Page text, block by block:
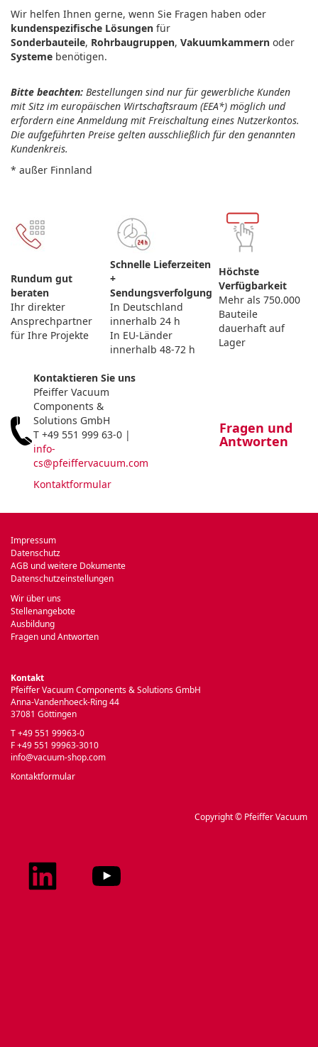
Wir helfen Ihnen gerne, wenn Sie Fragen haben oder
kundenspezifische Lösungen für
Sonderbauteile, Rohrbaugruppen, Vakuumkammern oder
Systeme benötigen.
Bitte beachten: Bestellungen sind nur für gewerbliche Kunden
mit Sitz im europäischen Wirtschaftsraum (EEA*) möglich und
erfordern eine Anmeldung mit Freischaltung eines Nutzerkontos.
Die aufgeführten Preise gelten ausschließlich für den genannten
Kundenkreis.
* außer Finnland
Rundum gut
beraten
Ihr direkter
Ansprechpartner
für Ihre Projekte
Schnelle Lieferzeiten
+
Sendungsverfolgung
In Deutschland
innerhalb 24 h
In EU-Länder
innerhalb 48-72 h
Höchste
Verfügbarkeit
Mehr als 750.000
Bauteile
dauerhaft auf
Lager
Kontaktieren Sie uns
Pfeiffer Vacuum
Components &
Solutions GmbH
T +49 551 999 63-0 |
info-
cs@pfeiffervacuum.com
Kontaktformular
Fragen und
Antworten
Impressum
Datenschutz
AGB und weitere Dokumente
Datenschutzeinstellungen
Wir über uns
Stellenangebote
Ausbildung
Fragen und Antworten
Kontakt
Pfeiffer Vacuum Components & Solutions GmbH
Anna-Vandenhoeck-Ring 44
37081 Göttingen
T +49 551 99963-0
F +49 551 99963-3010
info@vacuum-shop.com
Kontaktformular
Copyright © Pfeiffer Vacuum